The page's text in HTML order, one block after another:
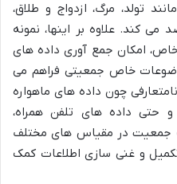
تولد، مرگ، ازدواج و طلاق،
کند. علاوه بر اینها، نمونه
امکان جمع آوری داده های
خاص جمعیتی فراهم می
چون داده های ماهواره
حتی داده های تلفن همراه،
جمعیت در مقیاس های مختلف
و غنی سازی اطلاعات کمک